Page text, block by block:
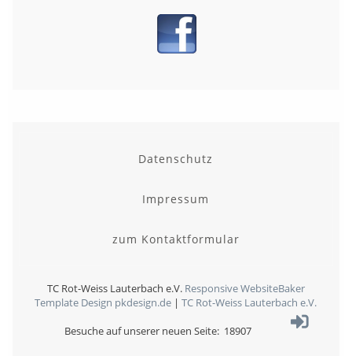
Datenschutz
Impressum
zum Kontaktformular
TC Rot-Weiss Lauterbach e.V. Responsive WebsiteBaker
Template Design pkdesign.de |TC Rot-Weiss Lauterbach e.V.
Besuche auf unserer neuen Seite: 18907